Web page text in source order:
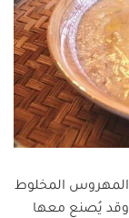
المخلوط
وقد يُصنع معها